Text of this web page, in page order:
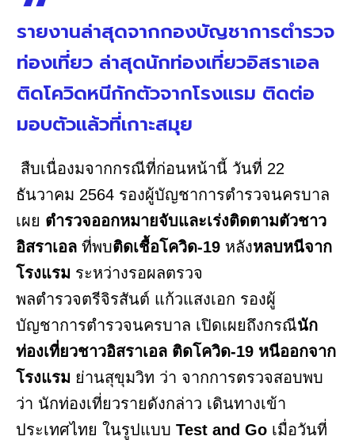
รายงานล่าสุดจากกองบัญชาการตำรวจ
ท่องเที่ยว ล่าสุดนักท่องเที่ยวอิสราเอล
ติดโควิดหนีกักตัวจากโรงแรม ติดต่อ
มอบตัวแล้วที่เกาะสมุย
สืบเนื่องมจากกรณีที่ก่อนหน้านี้ วันที่ 22
ธันวาคม 2564 รองผู้บัญชาการตำรวจนครบาล
เผย ตำรวจออกหมายจับและเร่งติดตามตัวชาว
อิสราเอล ที่พบติดเชื้อโควิด-19 หลังหลบหนีจาก
โรงแรม ระหว่างรอผลตรวจ
พลตำรวจตรีจิรสันต์ แก้วแสงเอก รองผู้
บัญชาการตำรวจนครบาล เปิดเผยถึงกรณีนัก
ท่องเที่ยวชาวอิสราเอล ติดโควิด-19 หนีออกจาก
โรงแรม ย่านสุขุมวิท ว่า จากการตรวจสอบพบ
ว่า นักท่องเที่ยวรายดังกล่าว เดินทางเข้า
ประเทศไทย ในรูปแบบ Test and Go เมื่อวันที่